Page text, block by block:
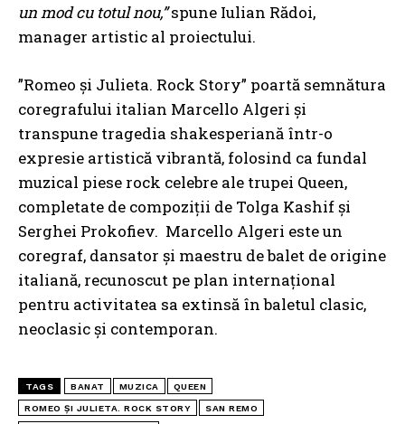
un mod cu totul nou,”spune Iulian Rădoi,
manager artistic al proiectului.
”Romeo și Julieta. Rock Story” poartă semnătura
coregrafului italian Marcello Algeri și
transpune tragedia shakesperiană într-o
expresie artistică vibrantă, folosind ca fundal
muzical piese rock celebre ale trupei Queen,
completate de compoziții de Tolga Kashif și
Serghei Prokofiev. Marcello Algeri este un
coregraf, dansator și maestru de balet de origine
italiană, recunoscut pe plan internațional
pentru activitatea sa extinsă în baletul clasic,
neoclasic și contemporan.
TAGS BANAT MUZICA QUEEN
ROMEO ȘI JULIETA. ROCK STORY SAN REMO